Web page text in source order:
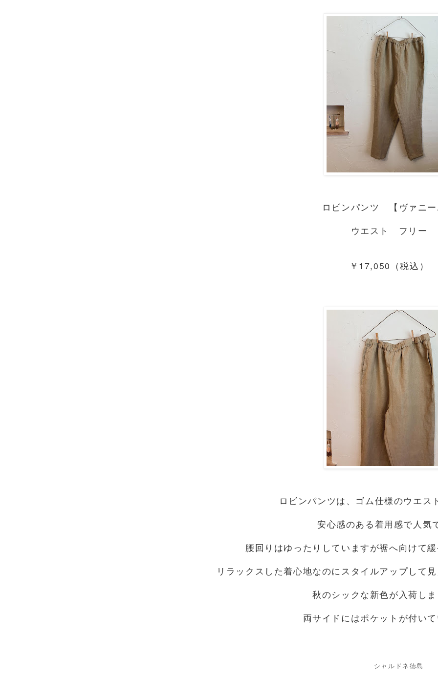
ロビンパンツ 【ヴァニ
ウエスト フリー
￥17,050（税込）
ロビンパンツは、ゴム仕様のウエス
安心感のある着用感で人気
腰回りはゆったりしていますが裾へ向けて
リラックスした着心地なのにスタイルアップして
秋のシックな新色が入荷し
両サイドにはポケットが付い
シャルドネ徳島